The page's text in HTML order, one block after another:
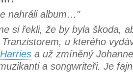
nahráli album…"
si řekli, že by byla škoda,
u kterého
a už zmíněný
a songwriteři. Je